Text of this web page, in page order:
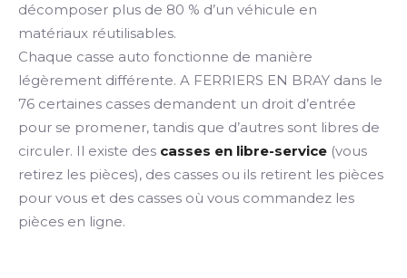
décomposer plus de 80 % d’un véhicule en
matériaux réutilisables.
Chaque casse auto fonctionne de manière
légèrement différente. A FERRIERS EN BRAY dans le
76 certaines casses demandent un droit d’entrée
pour se promener, tandis que d’autres sont libres de
circuler. Il existe des casses en libre-service (vous
retirez les pièces), des casses ou ils retirent les pièces
pour vous et des casses où vous commandez les
pièces en ligne.